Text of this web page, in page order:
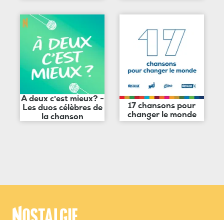
A deux c'est mieux? -
Les duos célèbres de
la chanson
17 chansons pour
changer le monde